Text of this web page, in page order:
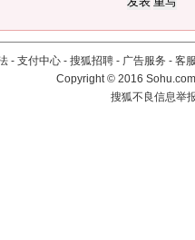
- 支付中心 - 搜狐招聘 - 广告服务 - 客
Copyright©2016
搜狐不良信息举